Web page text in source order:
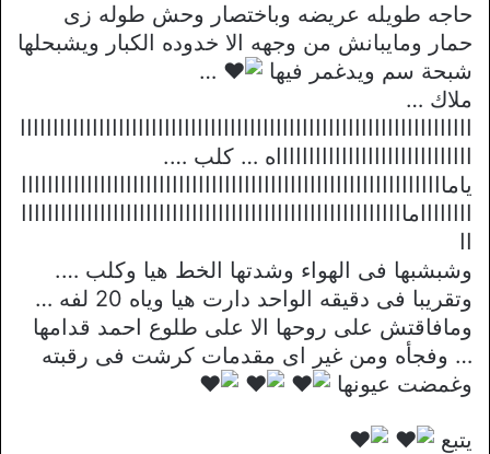
حاجه طويله عريضه وباختصار وحش طوله زى
حمار ومايبانش من وجهه الا خدوده الكبار ويشبحلها
شبحة سم ويدغمر فيها
…
ملاك …
ااااااااااااااااااااااااااااااااااااااااااااااااااااااااااااااااااااا
ااااااااااااااااااااااااااااااه … كلب ….
يامااااااااااااااااااااااااااااااااااااااااااااااااااااااااااااااااا
اااااااامااااااااااااااااااااااااااااااااااااااااااااااااااااااااااا
اا
وشبشبها فى الهواء وشدتها الخط هيا وكلب ….
وتقريبا فى دقيقه الواحد دارت هيا وياه 20 لفه …
ومافاقتش على روحها الا على طلوع احمد قدامها
… وفجأه ومن غير اى مقدمات كرشت فى رقبته
وغمضت عيونها
يتبع